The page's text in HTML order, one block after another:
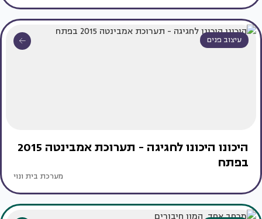
עיצוב פנים
היכונו היכונו לחגיגה - תערוכת אמבינטה 2015
בפתח
מערכת בית ונוי